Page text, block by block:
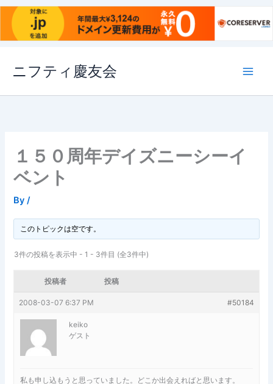
ス
ニフティ慶友会
１５０周年デイズニーシーイ
ベント
By/
このトピックは空です。
3件の投稿を表示中 - 1 - 3件目 (全3件中)
投稿者 投稿
2008-03-07 6:37 PM #50184
keiko
ゲスト
私も申し込もうと思っていました。どこか出会えればと思います。